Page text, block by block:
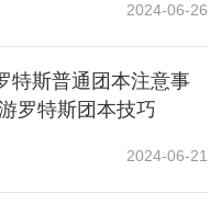
般只会在X轴与你对上
是猛龙是他伤害最高
冲下来你就基本残血
2024-06-26
特斯普通团本注意事
罗特斯团本技巧
2024-06-21